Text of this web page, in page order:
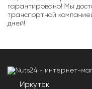
гарантировано! Мы
транспортной
дней!
Иркутск